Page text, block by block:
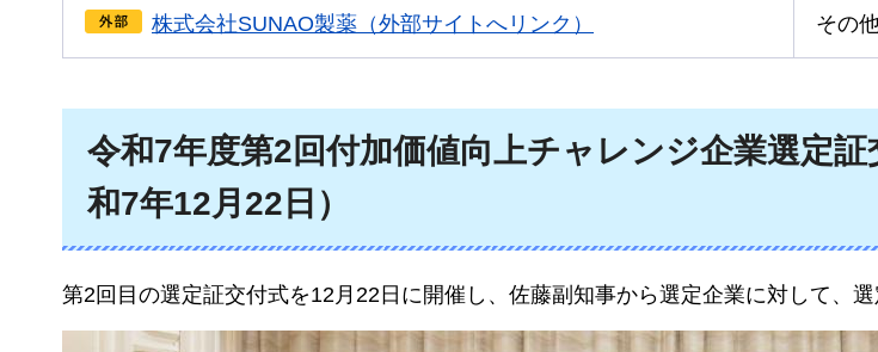
株式会社SUNAO製薬（外部サイトへリンク） その
令和7年度第2回付加価値向上チャレンジ企業選定証
和7年12月22日）
第2回目の選定証交付式を12月22日に開催し、佐藤副知事から選定企業に対して、選